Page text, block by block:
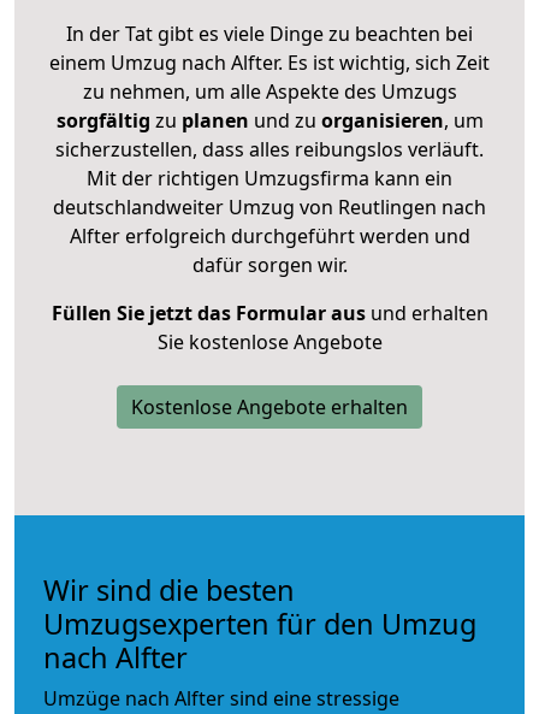
In der Tat gibt es viele Dinge zu beachten bei
einem Umzug nach Alfter. Es ist wichtig, sich Zeit
zu nehmen, um alle Aspekte des Umzugs
sorgfältig zu planen und zu organisieren, um
sicherzustellen, dass alles reibungslos verläuft.
Mit der richtigen Umzugsfirma kann ein
deutschlandweiter Umzug von Reutlingen nach
Alfter erfolgreich durchgeführt werden und
dafür sorgen wir.
Füllen Sie jetzt das Formular ausund erhalten
Sie kostenlose Angebote
Kostenlose Angebote erhalten
Wir sind die besten
Umzugsexperten für den Umzug
nach Alfter
Umzüge nach Alfter sind eine stressige